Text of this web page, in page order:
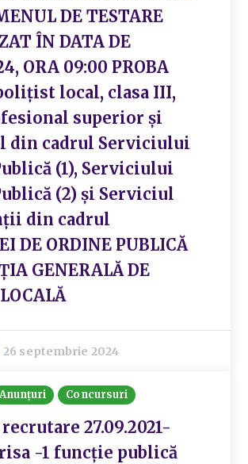
DE TESTARE
ÎN DATA DE
ORA 09:00 PROBA
local, clasa III,
superior și
din cadrul Serviciului
(1), Serviciului
(2) și Serviciul
din cadrul
DE ORDINE PUBLICĂ
GENERALĂ DE
26 septembrie 2024
Concursuri
27.09.2021-
-1 funcție publică